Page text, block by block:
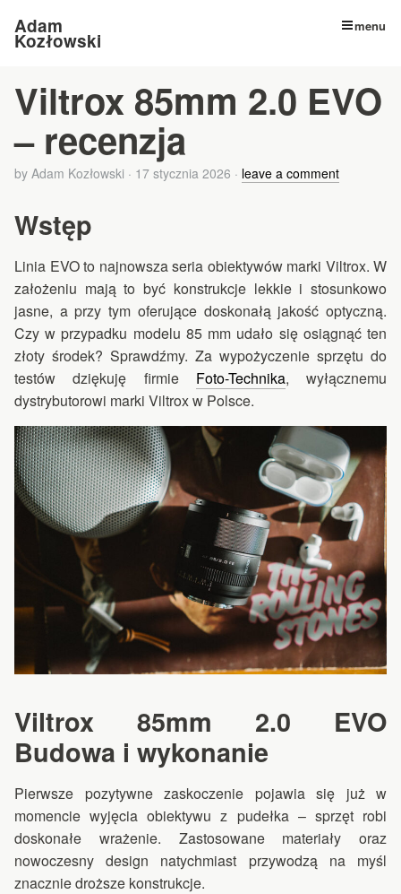
Adam
Kozłowski
menu
Viltrox 85mm 2.0 EVO
– recenzja
by Adam Kozłowski · 17 stycznia 2026 · leave a comment
Wstęp
Linia EVO to najnowsza seria obiektywów marki Viltrox. W
założeniu mają to być konstrukcje lekkie i stosunkowo
jasne, a przy tym oferujące doskonałą jakość optyczną.
Czy w przypadku modelu 85 mm udało się osiągnąć ten
złoty środek? Sprawdźmy. Za wypożyczenie sprzętu do
testów dziękuję firmie Foto-Technika, wyłącznemu
dystrybutorowi marki Viltrox w Polsce.
Viltrox 85mm 2.0 EVO
Budowa i wykonanie
Pierwsze pozytywne zaskoczenie pojawia się już w
momencie wyjęcia obiektywu z pudełka – sprzęt robi
doskonałe wrażenie. Zastosowane materiały oraz
nowoczesny design natychmiast przywodzą na myśl
znacznie droższe konstrukcje.